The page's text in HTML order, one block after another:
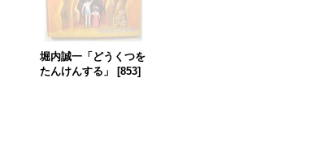
堀内誠一「どうくつを
たんけんする」
[853]